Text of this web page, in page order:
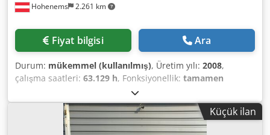
Hohenems 2.261 km
Fiyat bilgisi Ara
Durum: mükemmel (kullanılmış), Üretim yılı: 2008,
çalışma saatleri: 63.129 h, Fonksiyonellik: tamamen
, Atlas Copco ZT75VSDFF Vidalı Kompresör
Frekans konvertörü ve kurutucu entegre. 75 kW 8,75 bar
13,20 m3/dak Üretim yılı: 2008 Dcodpeyycczefx Ab Tjk
Çalışma saati: 63.129
Küçük ilan